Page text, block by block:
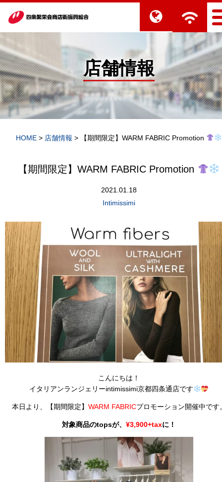
店舗情報
HOME > 店舗情報 > 【期間限定】WARM FABRIC Promotion
【期間限定】WARM FABRIC Promotion
2021.01.18
Intimissimi
こんにちは！
イタリアンランジェリーintimissimi京都四条通店です
本日より、【期間限定】 WARM FABRICプロモーション開催中です
対象商品のtopsが、 ¥3,900+taxに！